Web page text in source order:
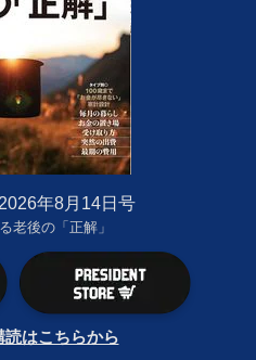
年8月14日号
老後の「正解」
はこちらから